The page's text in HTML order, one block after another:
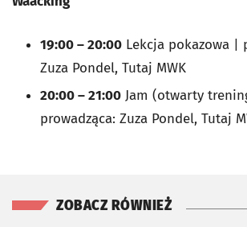
19:00 – 20:00 Lekcja pokazowa |
Zuza Pondel, Tutaj MWK
20:00 – 21:00 Jam (otwarty
prowadząca: Zuza Pondel, Tutaj
ZOBACZ RÓWNIEŻ